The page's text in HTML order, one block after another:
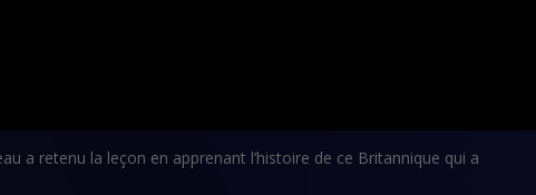
a retenu la leçon en apprenant l’histoire de ce Britannique qui a